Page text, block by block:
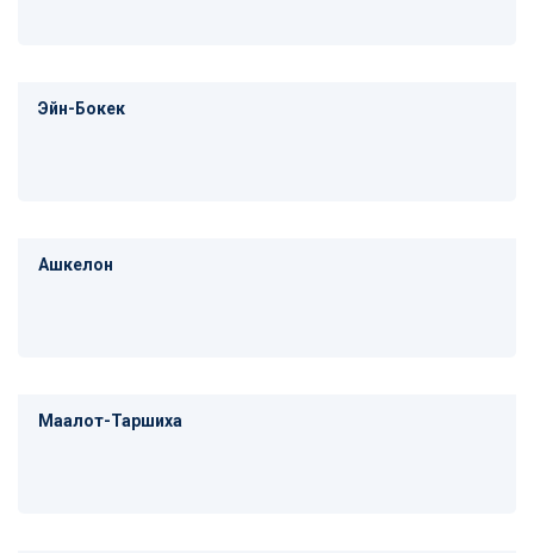
Эйн-Бокек
Ашкелон
Маалот-Таршиха